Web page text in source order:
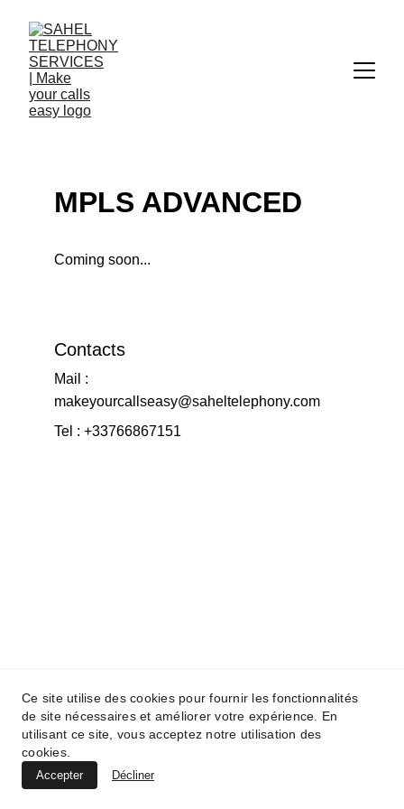
MPLS ADVANCED
Coming soon...
Contacts
Mail :
makeyourcallseasy@saheltelephony.com
Tel : +33766867151
Ce site utilise des cookies pour fournir les fonctionnalités
de site nécessaires et améliorer votre expérience. En
utilisant ce site, vous acceptez notre utilisation des
cookies.
Accepter Décliner